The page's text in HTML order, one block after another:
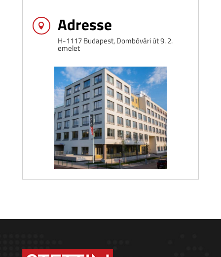
 Adresse
H-1117 Budapest, Dombóvári út 9. 2.
emelet